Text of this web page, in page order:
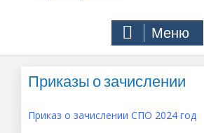
Меню
Приказы о зачислении
Приказ о зачислении СПО 2024 год